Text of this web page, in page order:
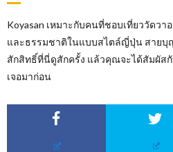
Koyasan เหมาะกับคนที่ชอบเที่ยววัดว
และธรรมชาติในแบบสไตล์ญี่ปุ่น สายบุ
สักสิทธิ์ที่นี่ดูสักครั้ง แล้วคุณจะได้สัมผัสกั
เจอมาก่อน